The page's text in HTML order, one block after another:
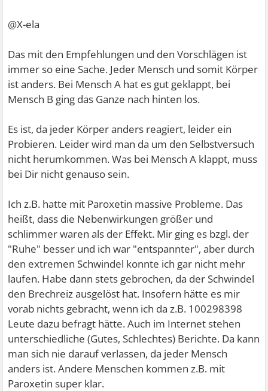
sollte dies kein Problem sein. Er würde einen sofortigen
Äquivalenzdosis (ohne auszuschleichen) vorschlagen.
Hat diesbezüglich jemand Erfahrung gemacht beim
umstellen, da ich nach so vielen Jahren schon Bedenken
habe bezüglich Absetzerscheinungen oder werden diese
von neuen Medikament abgefangen?
Monatelanges Ausschleichversuche im letzten Jahr ging
nach hinten los.
Ich nehme das Medikament wegen einer Angst- und
Panikstörung.
Vielen Dank für Eure Antworten.
@X-ela
Das mit den Empfehlungen und den Vorschlägen ist
immer so eine Sache. Jeder Mensch und somit Körper
ist anders. Bei Mensch A hat es gut geklappt, bei
Mensch B ging das Ganze nach hinten los.
Es ist, da jeder Körper anders reagiert, leider ein
Probieren. Leider wird man da um den Selbstversuch
nicht herumkommen. Was bei Mensch A klappt, muss
bei Dir nicht genauso sein.
Ich z.B. hatte mit Paroxetin massive Probleme. Das
heißt, dass die Nebenwirkungen größer und
schlimmer waren als der Effekt. Mir ging es bzgl. der
"Ruhe" besser und ich war "entspannter", aber durch
den extremen Schwindel konnte ich gar nicht mehr
laufen. Habe dann stets gebrochen, da der Schwindel
den Brechreiz ausgelöst hat. Insofern hätte es mir
vorab nichts gebracht, wenn ich da z.B. 100298398
Leute dazu befragt hätte. Auch im Internet stehen
unterschiedliche (Gutes, Schlechtes) Berichte. Da kann
man sich nie darauf verlassen, da jeder Mensch
anders ist. Andere Menschen kommen z.B. mit
Paroxetin super klar.